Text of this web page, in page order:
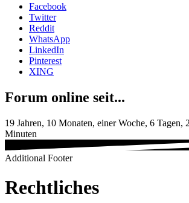
Facebook
Twitter
Reddit
WhatsApp
LinkedIn
Pinterest
XING
Forum online seit...
19 Jahren, 10 Monaten, einer Woche, 6 Tagen,
Minuten
Additional Footer
Rechtliches